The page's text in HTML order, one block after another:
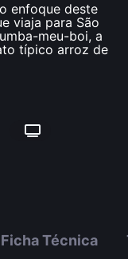
enfoque deste
viaja para São
meu-boi, a
típico arroz de
Ficha Técnica